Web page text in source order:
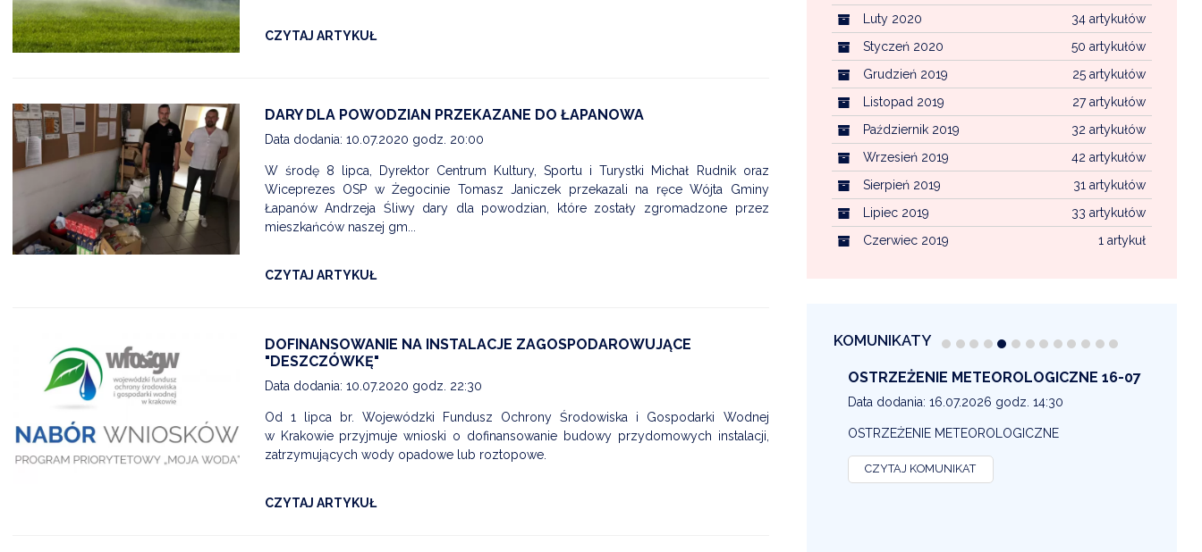
CZYTAJ ARTYKUŁ
DARY DLA POWODZIAN PRZEKAZANE DO ŁAPANOWA
Data dodania: 10.07.2020 godz. 20:00
W środę 8 lipca, Dyrektor Centrum Kultury, Sportu i Turystki Michał Rudnik oraz
Wiceprezes OSP w Żegocinie Tomasz Janiczek przekazali na ręce Wójta Gminy
Łapanów Andrzeja Śliwy dary dla powodzian, które zostały zgromadzone przez
mieszkańców naszej gm...
CZYTAJ ARTYKUŁ
DOFINANSOWANIE NA INSTALACJE ZAGOSPODAROWUJĄCE
"DESZCZÓWKĘ"
Data dodania: 10.07.2020 godz. 22:30
Od 1 lipca br. Wojewódzki Fundusz Ochrony Środowiska i Gospodarki Wodnej
w Krakowie przyjmuje wnioski o dofinansowanie budowy przydomowych instalacji,
zatrzymujących wody opadowe lub roztopowe.
CZYTAJ ARTYKUŁ
34 artykułów
Luty 2020
50 artykułów
Styczeń 2020
25 artykułów
Grudzień 2019
27 artykułów
Listopad 2019
32 artykułów
Październik 2019
42 artykułów
Wrzesień 2019
31 artykułów
Sierpień 2019
33 artykułów
Lipiec 2019
1 artykuł
Czerwiec 2019
KOMUNIKATY
17.07 21 LIPCA - ĆWICZENIA ALARM - 26
Data dodania: 17.07.2026 godz. 10:30
Aktualności Wydarzenia Alarm ALARM-26
CZYTAJ KOMUNIKAT
Ostrzeżenie hydrologiczne
OSTRZEŻENIE METEOROLOGICZNE 16-07
Data dodania: 16.07.2026 godz. 14:30
OSTRZEŻENIE METEOROLOGICZNE
CZYTAJ KOMUNIKAT